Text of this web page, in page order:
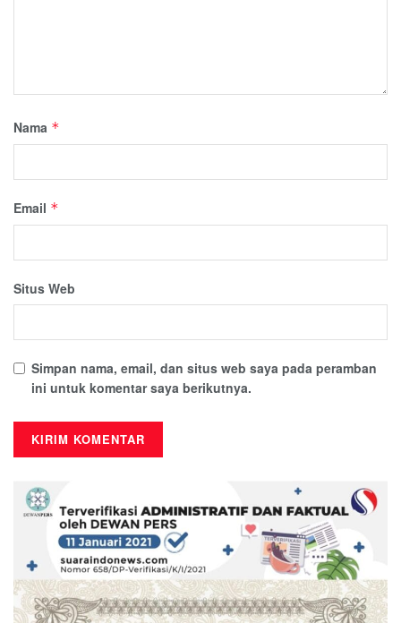
Nama *
Email *
Situs Web
Simpan nama, email, dan situs web saya pada peramban
ini untuk komentar saya berikutnya.